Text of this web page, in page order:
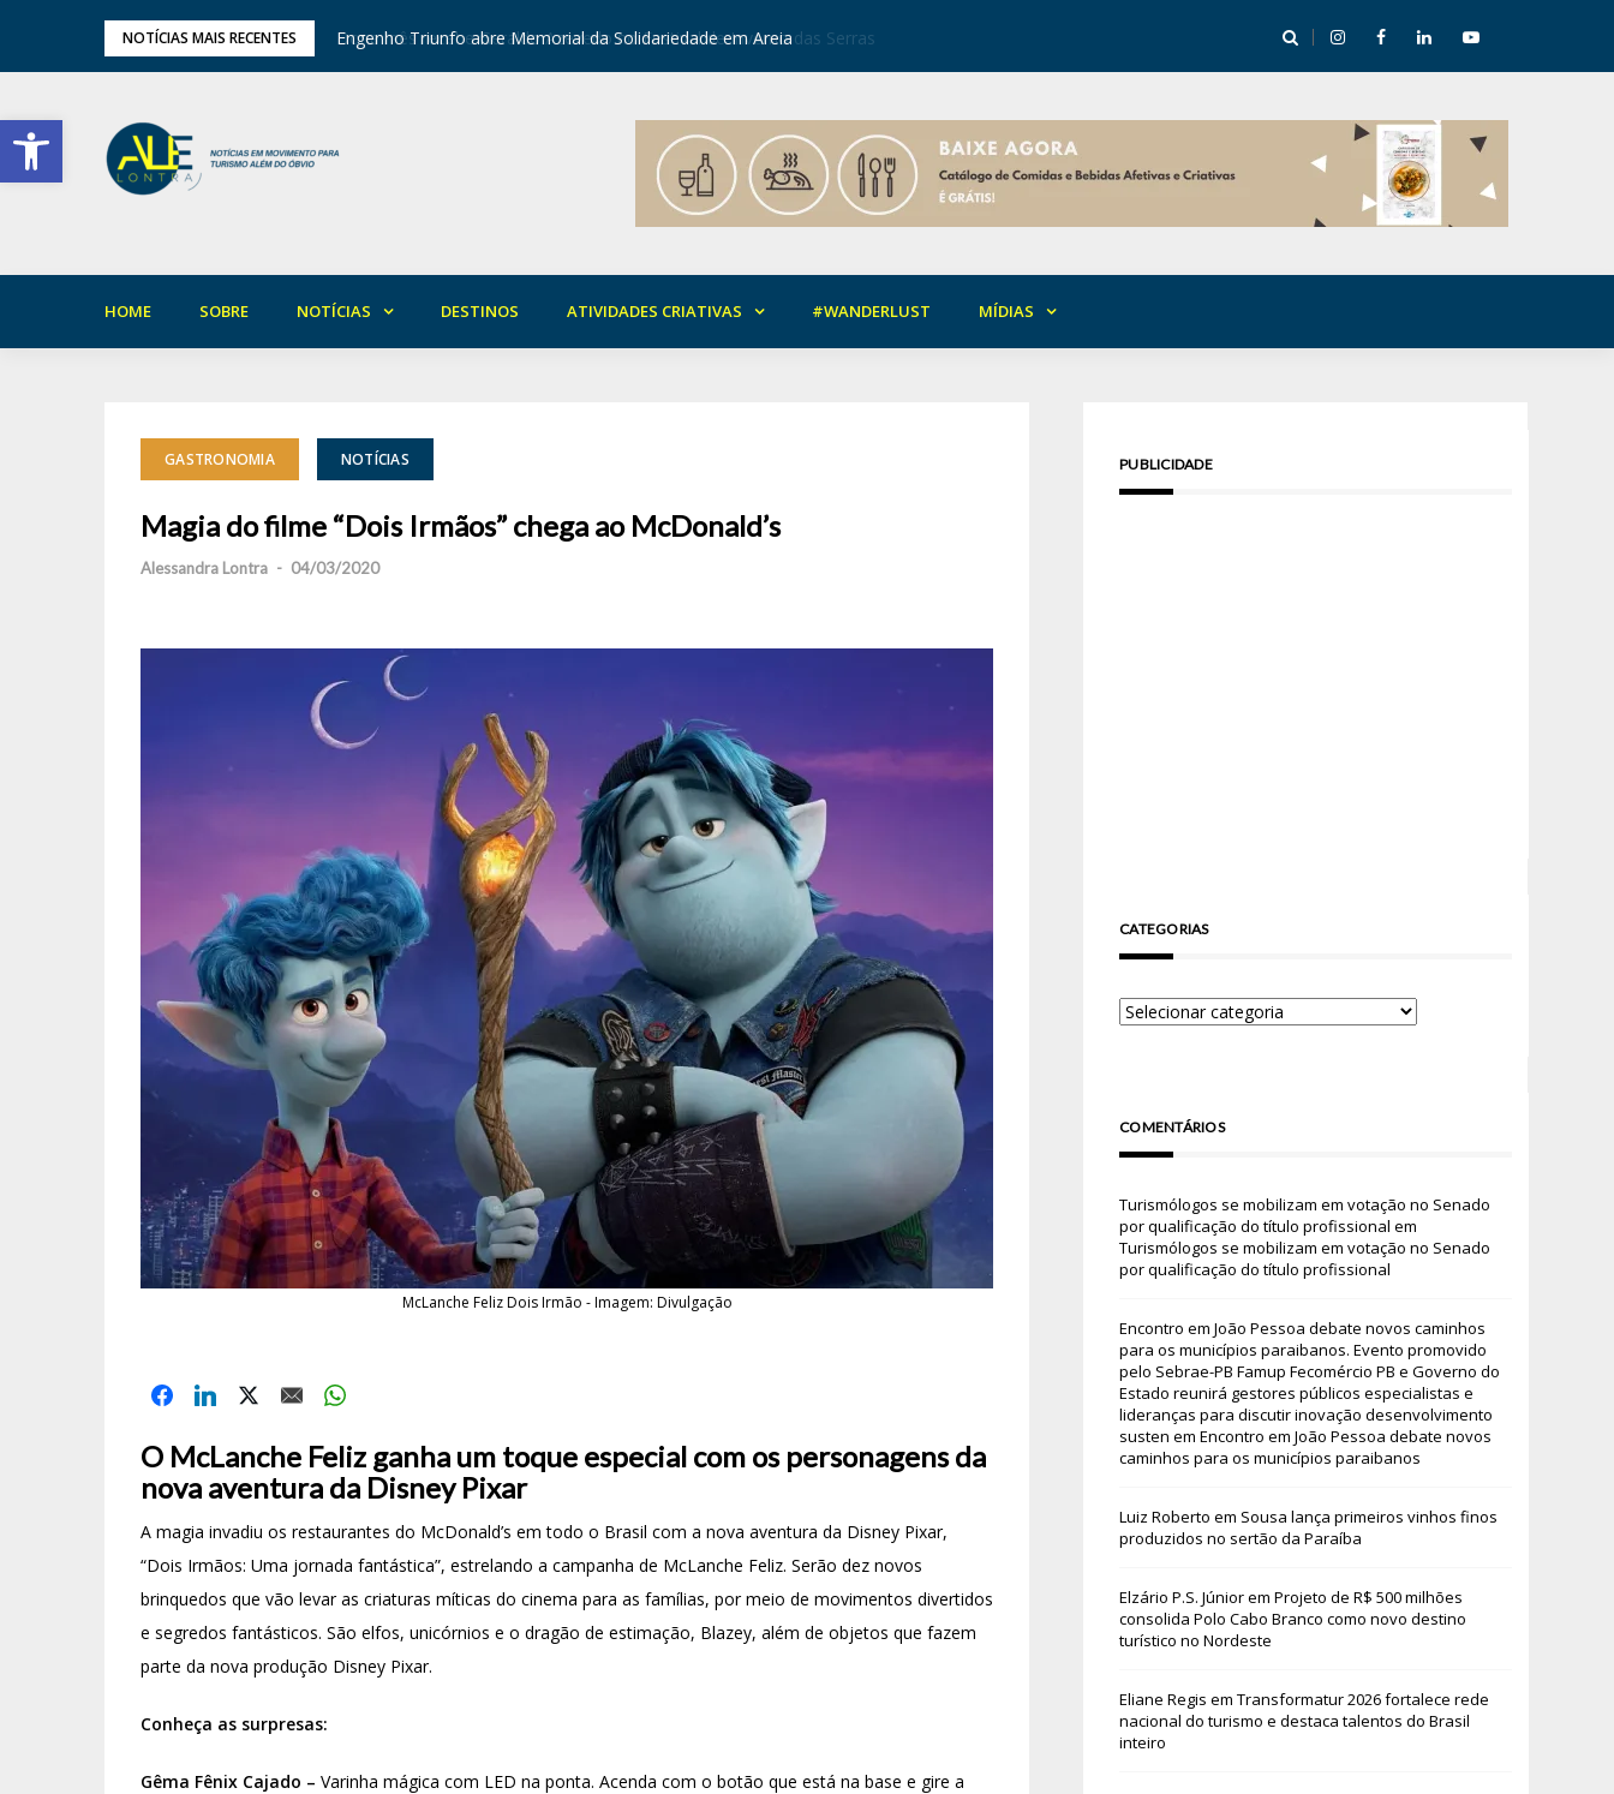
Barra de Ferramentas Aberta
NOTÍCIAS MAIS RECENTES
de Inverno das Serras Engenho Triunfo abre Memorial da Solidariedade em Areia Mirian Rocha abre mentoria de storytelling com 10 vagas
HOME SOBRE NOTÍCIAS DESTINOS ATIVIDADES CRIATIVAS #WANDERLUST MÍDIAS
GASTRONOMIA NOTÍCIAS
Magia do filme “Dois Irmãos” chega ao McDonald’s
Alessandra Lontra - 04/03/2020
McLanche Feliz Dois Irmão - Imagem: Divulgação
O McLanche Feliz ganha um toque especial com os personagens da
nova aventura da Disney Pixar
A magia invadiu os restaurantes do McDonald’s em todo o Brasil com a nova aventura da Disney Pixar,
“Dois Irmãos: Uma jornada fantástica”, estrelando a campanha de McLanche Feliz. Serão dez novos
brinquedos que vão levar as criaturas míticas do cinema para as famílias, por meio de movimentos divertidos
e segredos fantásticos. São elfos, unicórnios e o dragão de estimação, Blazey, além de objetos que fazem
parte da nova produção Disney Pixar.
Conheça as surpresas:
Gêma Fênix Cajado – Varinha mágica com LED na ponta. Acenda com o botão que está na base e gire a
PUBLICIDADE
CATEGORIAS
COMENTÁRIOS
Turismólogos se mobilizam em votação no Senado
por qualificação do título profissional em
Turismólogos se mobilizam em votação no Senado
por qualificação do título profissional
Encontro em João Pessoa debate novos caminhos
para os municípios paraibanos. Evento promovido
pelo Sebrae-PB Famup Fecomércio PB e Governo do
Estado reunirá gestores públicos especialistas e
lideranças para discutir inovação desenvolvimento
susten em Encontro em João Pessoa debate novos
caminhos para os municípios paraibanos
Luiz Roberto em Sousa lança primeiros vinhos finos
produzidos no sertão da Paraíba
Elzário P.S. Júniorem Projeto de R$ 500 milhões
consolida Polo Cabo Branco como novo destino
turístico no Nordeste
Eliane Regis em Transformatur 2026 fortalece rede
nacional do turismo e destaca talentos do Brasil
inteiro